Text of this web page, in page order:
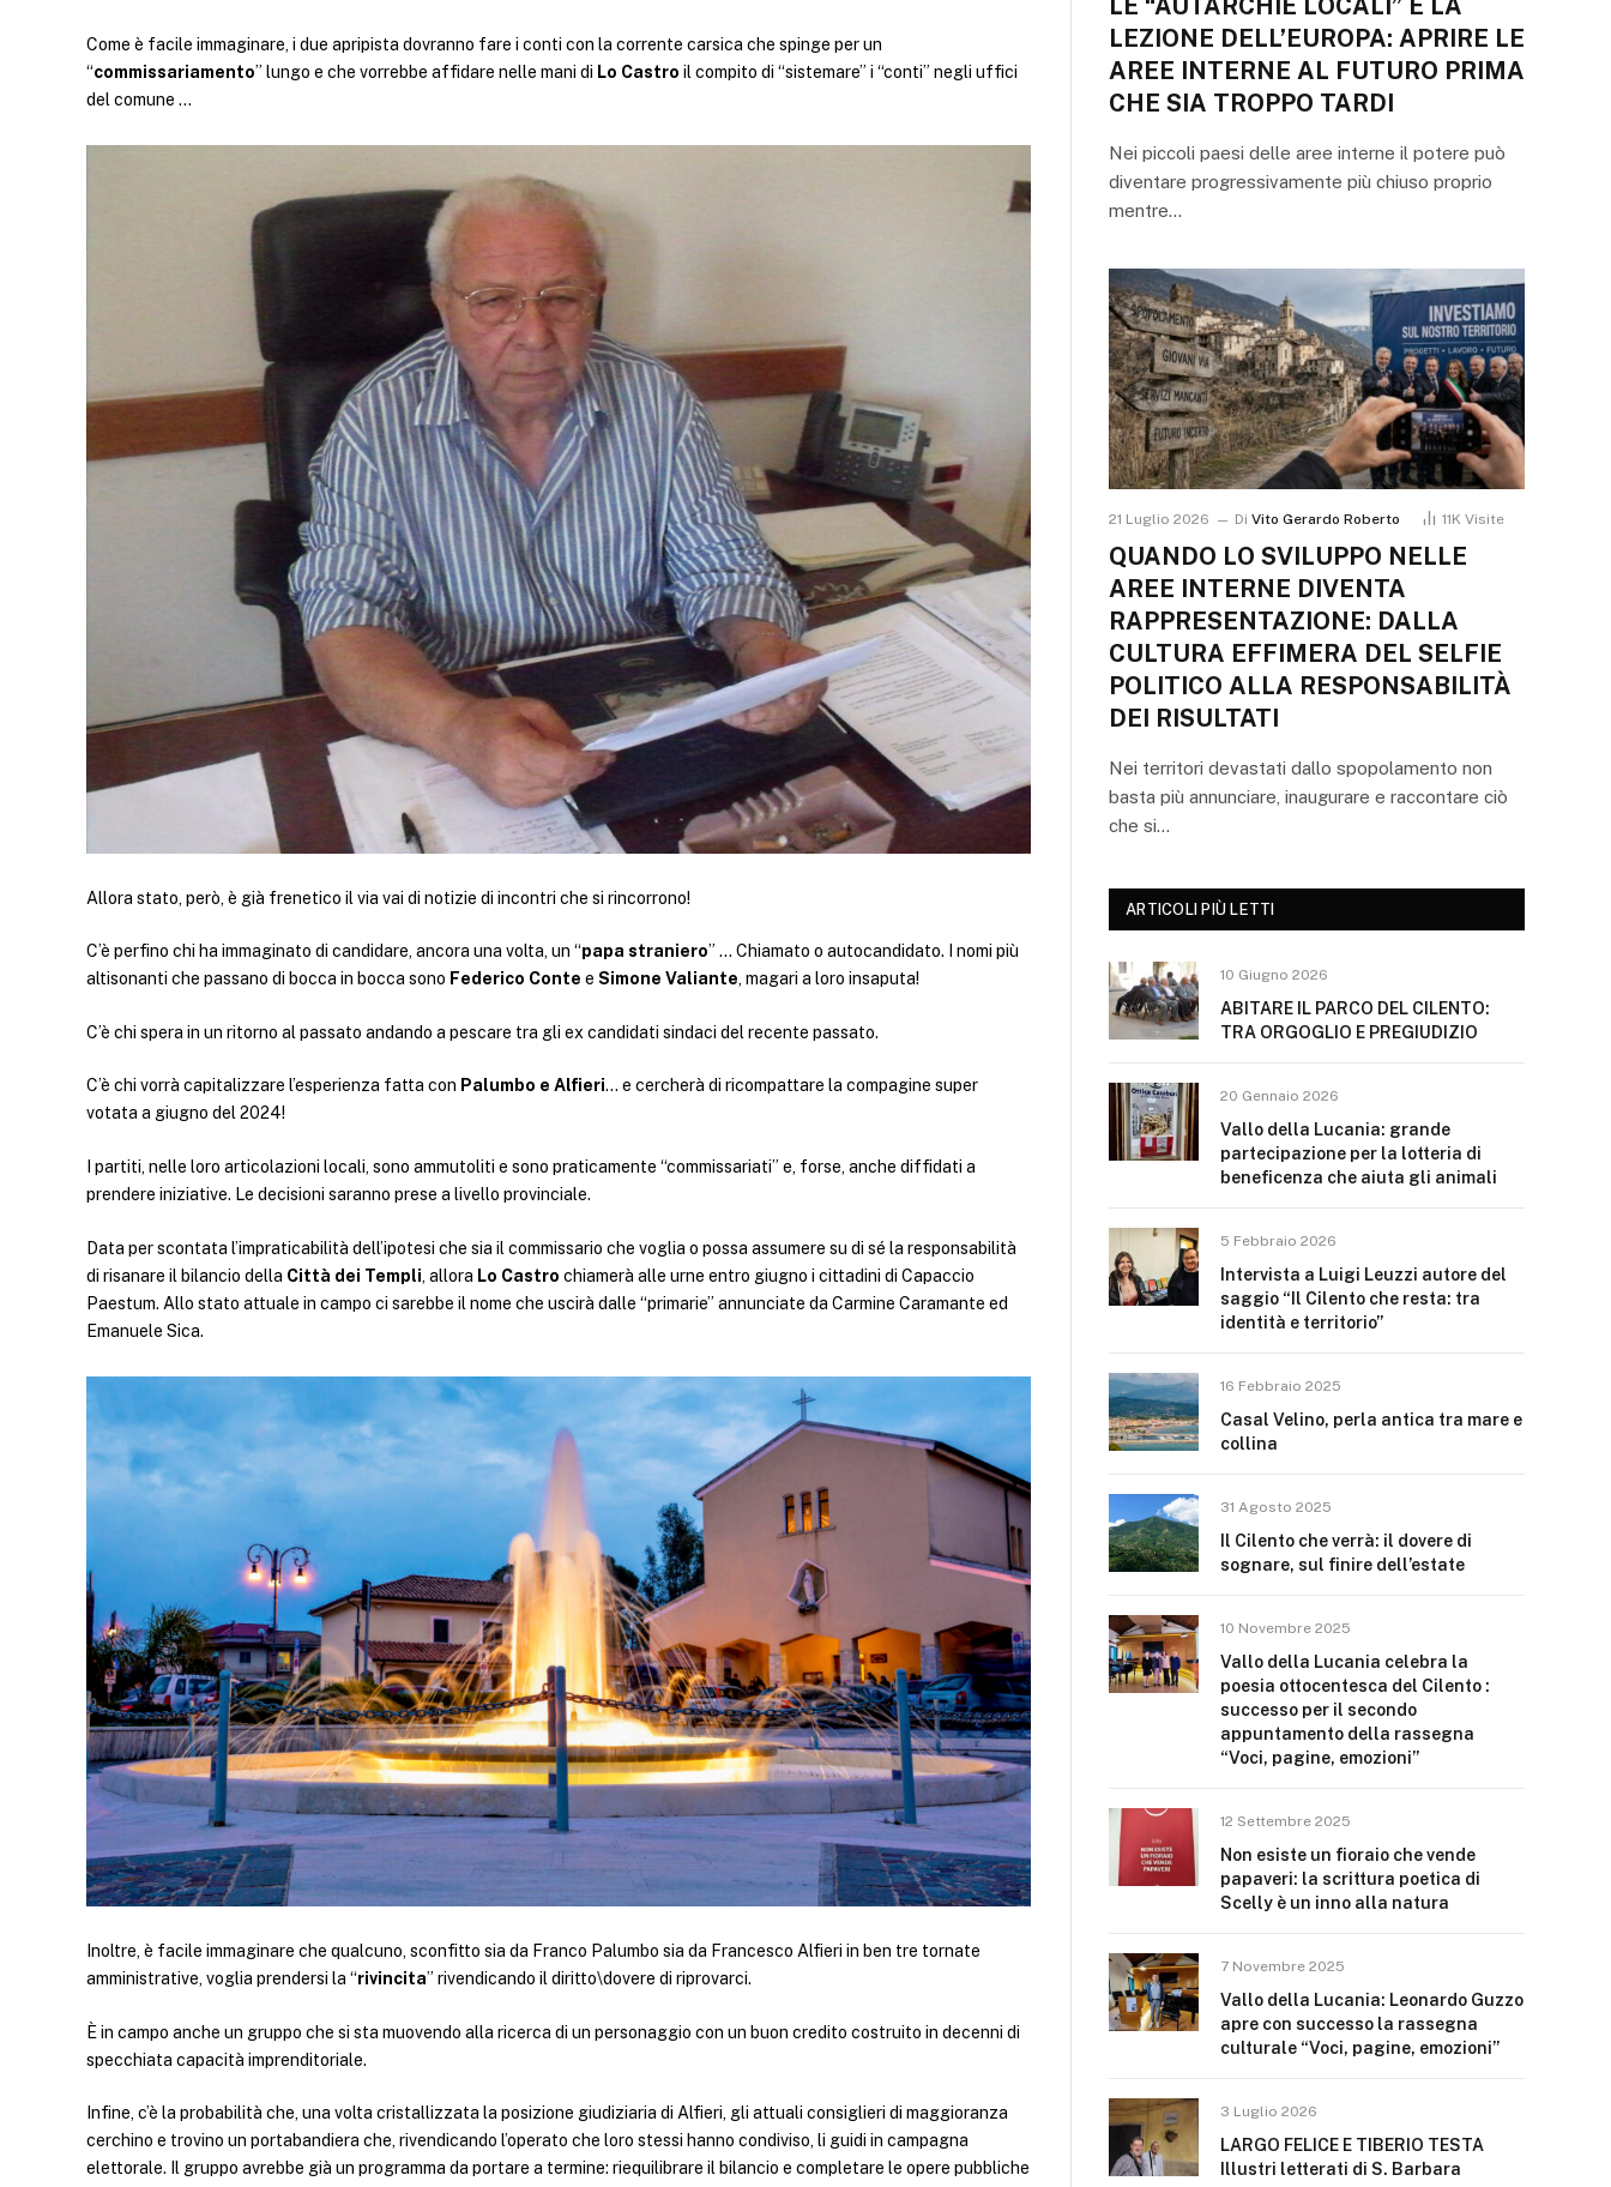
Come è facile immaginare, i due apripista dovranno fare i conti con la corrente carsica che spinge per un
“commissariamento” lungo e che vorrebbe affidare nelle mani di Lo Castro il compito di “sistemare” i “conti” negli uffici
del comune …
Allora stato, però, è già frenetico il via vai di notizie di incontri che si rincorrono!
C’è perfino chi ha immaginato di candidare, ancora una volta, un “papa straniero” … Chiamato o autocandidato. I nomi più
altisonanti che passano di bocca in bocca sono Federico Conte e Simone Valiante, magari a loro insaputa!
C’è chi spera in un ritorno al passato andando a pescare tra gli ex candidati sindaci del recente passato.
C’è chi vorrà capitalizzare l’esperienza fatta con Palumbo e Alfieri… e cercherà di ricompattare la compagine super
votata a giugno del 2024!
I partiti, nelle loro articolazioni locali, sono ammutoliti e sono praticamente “commissariati” e, forse, anche diffidati a
prendere iniziative. Le decisioni saranno prese a livello provinciale.
Data per scontata l’impraticabilità dell’ipotesi che sia il commissario che voglia o possa assumere su di sé la responsabilità
di risanare il bilancio della Città dei Templi, allora Lo Castro chiamerà alle urne entro giugno i cittadini di Capaccio
Paestum. Allo stato attuale in campo ci sarebbe il nome che uscirà dalle “primarie” annunciate da Carmine Caramante ed
Emanuele Sica.
Inoltre, è facile immaginare che qualcuno, sconfitto sia da Franco Palumbo sia da Francesco Alfieri in ben tre tornate
amministrative, voglia prendersi la “rivincita” rivendicando il diritto\dovere di riprovarci.
È in campo anche un gruppo che si sta muovendo alla ricerca di un personaggio con un buon credito costruito in decenni di
specchiata capacità imprenditoriale.
Infine, c’è la probabilità che, una volta cristallizzata la posizione giudiziaria di Alfieri, gli attuali consiglieri di maggioranza
cerchino e trovino un portabandiera che, rivendicando l’operato che loro stessi hanno condiviso, li guidi in campagna
elettorale. Il gruppo avrebbe già un programma da portare a termine: riequilibrare il bilancio e completare le opere pubbliche
LEZIONE DELL’EUROPA: APRIRE LE
AREE INTERNE AL FUTURO PRIMA
CHE SIA TROPPO TARDI
Nei piccoli paesi delle aree interne il potere può
diventare progressivamente più chiuso proprio
mentre…
21 Luglio 2026 Di Vito Gerardo Roberto 11K Visite
QUANDO LO SVILUPPO NELLE
AREE INTERNE DIVENTA
RAPPRESENTAZIONE: DALLA
CULTURA EFFIMERA DEL SELFIE
POLITICO ALLA RESPONSABILITÀ
DEI RISULTATI
Nei territori devastati dallo spopolamento non
basta più annunciare, inaugurare e raccontare ciò
che si…
ARTICOLI PIÙ LETTI
10 Giugno 2026
ABITARE IL PARCO DEL CILENTO:
TRA ORGOGLIO E PREGIUDIZIO
20 Gennaio 2026
Vallo della Lucania: grande
partecipazione per la lotteria di
beneficenza che aiuta gli animali
5 Febbraio 2026
Intervista a Luigi Leuzzi autore del
saggio “Il Cilento che resta: tra
identità e territorio”
16 Febbraio 2025
Casal Velino, perla antica tra mare e
collina
31 Agosto 2025
Il Cilento che verrà: il dovere di
sognare, sul finire dell’estate
10 Novembre 2025
Vallo della Lucania celebra la
poesia ottocentesca del Cilento :
successo per il secondo
appuntamento della rassegna
“Voci, pagine, emozioni”
12 Settembre 2025
Non esiste un fioraio che vende
papaveri: la scrittura poetica di
Scelly è un inno alla natura
7 Novembre 2025
Vallo della Lucania: Leonardo Guzzo
apre con successo la rassegna
culturale “Voci, pagine, emozioni”
3 Luglio 2026
LARGO FELICE E TIBERIO TESTA
Illustri letterati di S. Barbara